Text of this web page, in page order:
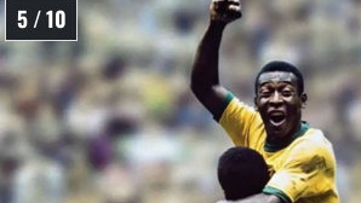
5 / 10